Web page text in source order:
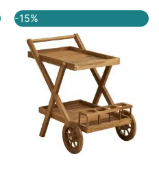
-15%
oprindelige
pris
var:
1.999,00 kr..
aktuelle
1.699,00